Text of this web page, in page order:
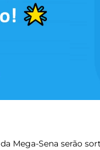
Mega-Sena serão